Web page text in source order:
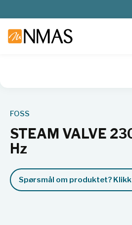
FOSS
STEAM VALVE
Hz
Spørsmål om produktet? Klikk